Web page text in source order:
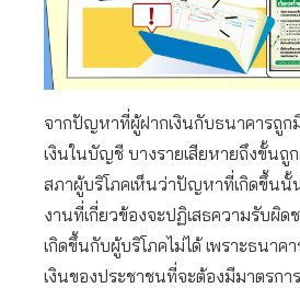
จากปัญหาที่ผู้ฝากเงินกับธนาคารถู
เงินในบัญชี บางรายเสียหายถึงขั้น
สภาผู้บริโภคเห็นว่าปัญหาที่เกิดขึ้น
งานที่เกี่ยวข้องจะปฏิเสธความรับผิด
เกิดขึ้นกับผู้บริโภคไม่ได้ เพราะธนาค
เงินของประชาชนที่จะต้องมีมาตรกา